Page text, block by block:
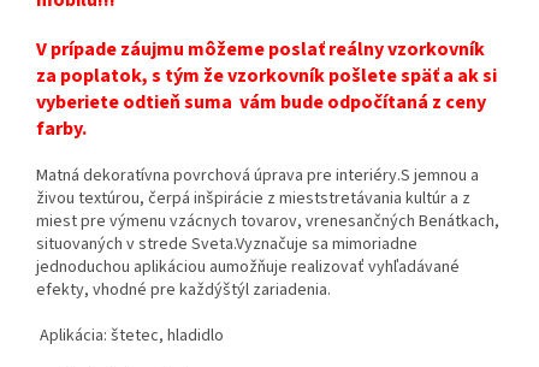
V prípade záujmu môžeme poslať reálny vzorkovník
za poplatok, s tým že vzorkovník pošlete späť a ak si
vyberiete odtieň suma vám bude odpočítaná z ceny
farby.
Matná dekoratívna povrchová úprava pre interiéry.S jemnou a
živou textúrou, čerpá inšpirácie z mieststretávania kultúr a z
miest pre výmenu vzácnych tovarov, vrenesančných Benátkach,
situovaných v strede Sveta.Vyznačuje sa mimoriadne
jednoduchou aplikáciou aumožňuje realizovať vyhľadávané
efekty, vhodné pre každýštýl zariadenia.
Aplikácia: štetec, hladidlo